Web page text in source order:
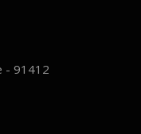
- 91412